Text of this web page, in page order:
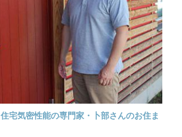
住宅気密性能の専門家・卜部さんのお住ま